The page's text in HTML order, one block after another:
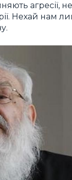
агресії,
Нехай нам